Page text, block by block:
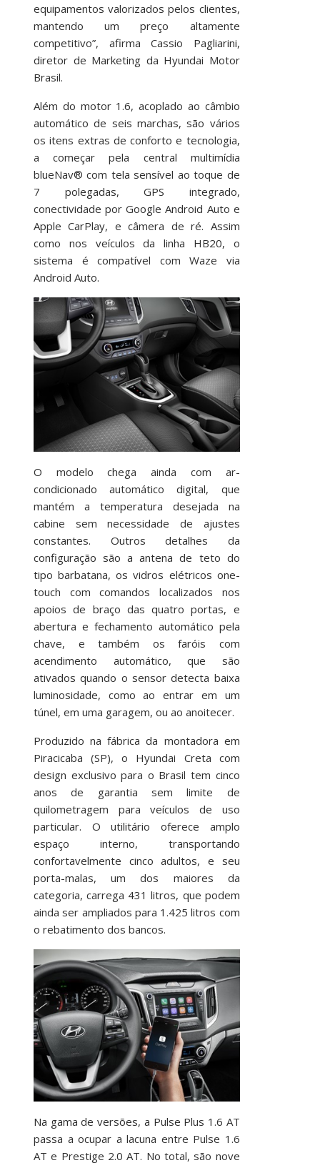
equipamentos valorizados pelos clientes,
mantendo um preço altamente
competitivo”, afirma Cassio Pagliarini,
diretor de Marketing da Hyundai Motor
Brasil.
Além do motor 1.6, acoplado ao câmbio
automático de seis marchas, são vários
os itens extras de conforto e tecnologia,
a começar pela central multimídia
blueNav® com tela sensível ao toque de
7 polegadas, GPS integrado,
conectividade por Google Android Auto e
Apple CarPlay, e câmera de ré. Assim
como nos veículos da linha HB20, o
sistema é compatível com Waze via
Android Auto.
O modelo chega ainda com ar-
condicionado automático digital, que
mantém a temperatura desejada na
cabine sem necessidade de ajustes
constantes. Outros detalhes da
configuração são a antena de teto do
tipo barbatana, os vidros elétricos one-
touch com comandos localizados nos
apoios de braço das quatro portas, e
abertura e fechamento automático pela
chave, e também os faróis com
acendimento automático, que são
ativados quando o sensor detecta baixa
luminosidade, como ao entrar em um
túnel, em uma garagem, ou ao anoitecer.
Produzido na fábrica da montadora em
Piracicaba (SP), o Hyundai Creta com
design exclusivo para o Brasil tem cinco
anos de garantia sem limite de
quilometragem para veículos de uso
particular. O utilitário oferece amplo
espaço interno, transportando
confortavelmente cinco adultos, e seu
porta-malas, um dos maiores da
categoria, carrega 431 litros, que podem
ainda ser ampliados para 1.425 litros com
o rebatimento dos bancos.
Na gama de versões, a Pulse Plus 1.6 AT
passa a ocupar a lacuna entre Pulse 1.6
AT e Prestige 2.0 AT. No total, são nove